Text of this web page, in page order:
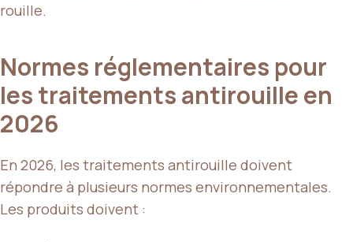
rouille.
Normes réglementaires pour
les traitements antirouille en
2026
En 2026, les traitements antirouille doivent
répondre à plusieurs normes environnementales.
Les produits doivent :